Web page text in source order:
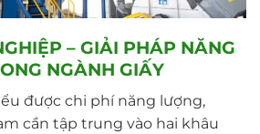
– GIẢI PHÁP NĂNG
NGÀNH GIẤY
được chi phí năng lượng,
cần tập trung vào hai khâu